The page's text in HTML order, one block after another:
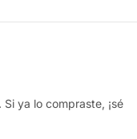
ya lo compraste, ¡sé